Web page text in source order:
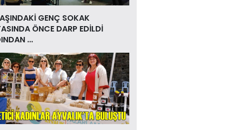
GENÇ SOKAK
ÖNCE DARP EDİLDİ
...